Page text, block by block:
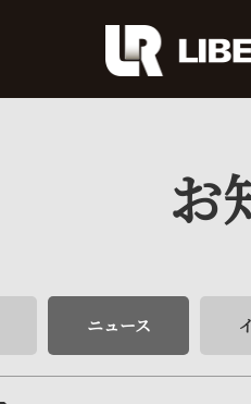
お
ニュース